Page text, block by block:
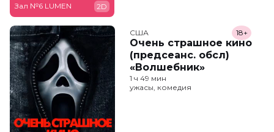
Зал №6 LUMEN
2D
США
Очень страшное кино
(предсеанс. обсл)
«Волшебник»
18+
1 ч 49 мин
ужасы, комедия